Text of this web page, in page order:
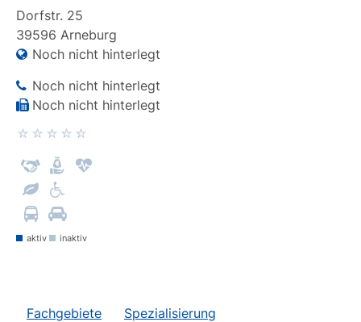
Dorfstr. 25
39596 Arneburg
Noch nicht hinterlegt
Noch nicht hinterlegt
Noch nicht hinterlegt
aktiv inaktiv
Fachgebiete Spezialisierung